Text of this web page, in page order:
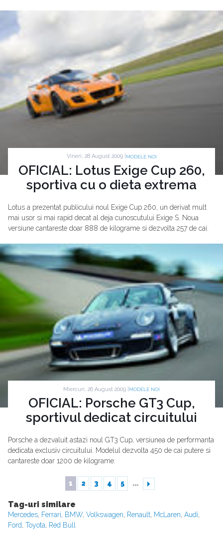
Vineri, 28 August 2009 | MODELE NOI
OFICIAL: Lotus Exige Cup 260,
sportiva cu o dieta extrema
Lotus a prezentat publicului noul Exige Cup 260, un derivat mult
mai usor si mai rapid decat al deja cunoscutului Exige S. Noua
versiune cantareste doar 888 de kilograme si dezvolta 257 de cai.
Miercuri, 26 August 2009 | MODELE NOI
OFICIAL: Porsche GT3 Cup,
sportivul dedicat circuitului
Porsche a dezvaluit astazi noul GT3 Cup, versiunea de performanta
dedicata exclusiv circuitului. Modelul dezvolta 450 de cai putere si
cantareste doar 1200 de kilograme.
1 2 3 4 5 ...
Tag-uri similare
Mercedes, Ferrari, BMW, Volkswagen, Renault, McLaren, Audi,
Ford, Toyota, Red Bull